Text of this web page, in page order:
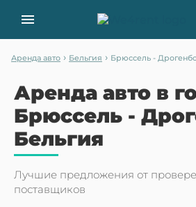
Аренда авто › Бельгия › Брюссель -
Аренда авто в
Брюссель -
Бельгия
Лучшие предложения от
поставщиков